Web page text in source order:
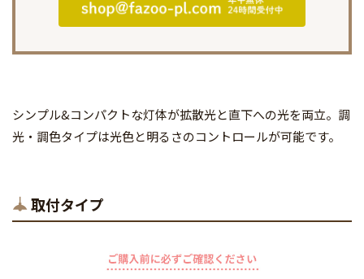
シンプル&コンパクトな灯体が拡散光と直下への光を両立。調
光・調色タイプは光色と明るさのコントロールが可能です。
取付タイプ